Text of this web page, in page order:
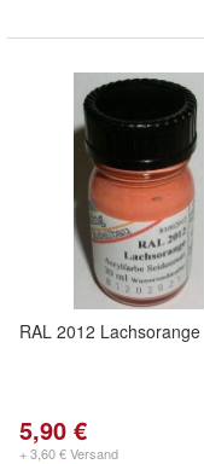
RAL 2012 Lachsorange
5,90 €
+ 3,60 € Versand